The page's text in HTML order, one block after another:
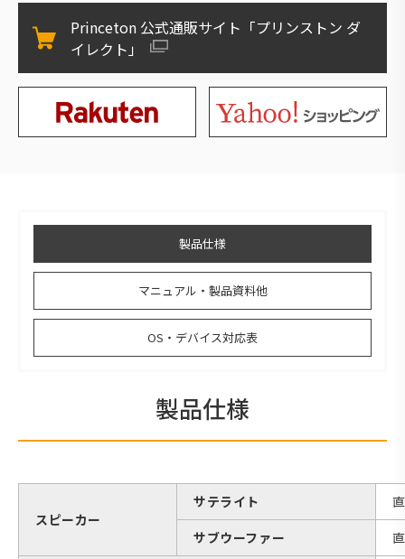
Princeton 公式通販サイト「プリンストン ダ
イレクト」
製品仕様
マニュアル・製品資料他
OS・デバイス対応表
製品仕様
スピーカー
サテライト
サブウーファー